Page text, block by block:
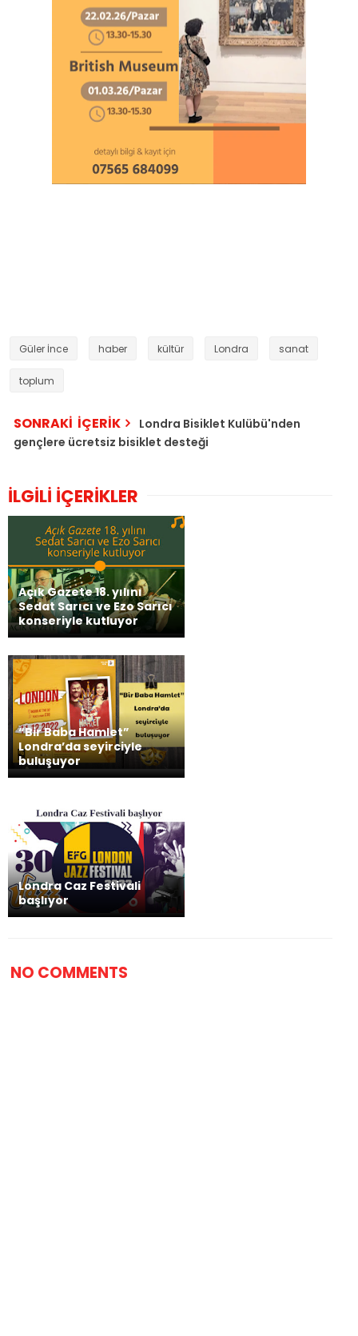
Güler İnce haber kültür Londra sanat
toplum
SONRAKİ İÇERİK
Londra Bisiklet Kulübü'nden
gençlere ücretsiz bisiklet desteği
İLGİLİ İÇERİKLER
Açık Gazete 18. yılını
Sedat Sarıcı ve Ezo Sarıcı
konseriyle kutluyor
“Bir Baba Hamlet”
Londra’da seyirciyle
buluşuyor
Londra Caz Festivali
başlıyor
NO COMMENTS